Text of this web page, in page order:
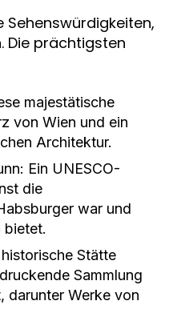
Sehenswürdigkeiten,
Die prächtigsten
majestätische
von Wien und ein
Architektur.
Ein UNESCO-
die
war und
bietet.
Stätte
Sammlung
darunter Werke von